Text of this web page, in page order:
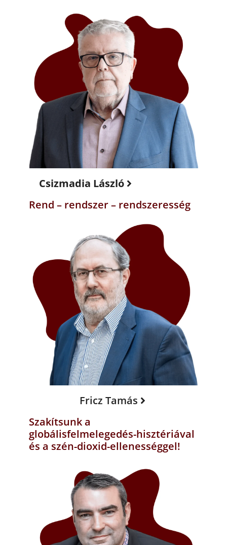
Csizmadia László
Rend – rendszer – rendszeresség
Fricz Tamás
Szakítsunk a
globálisfelmelegedés-hisztériával
és a szén-dioxid-ellenességgel!